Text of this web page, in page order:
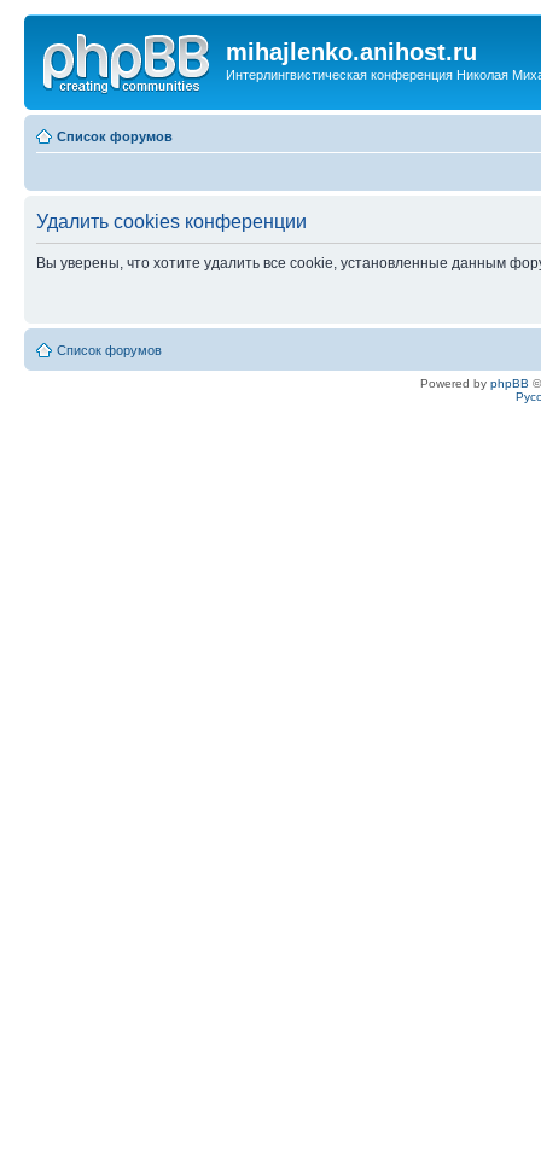
mihajlenko.anihost.ru
Интерлингвистическая конференция Николая
Список форумов
Удалить cookies конференции
Вы уверены, что хотите удалить все cookie, установленные данным
Список форумов
Powered by phpBB